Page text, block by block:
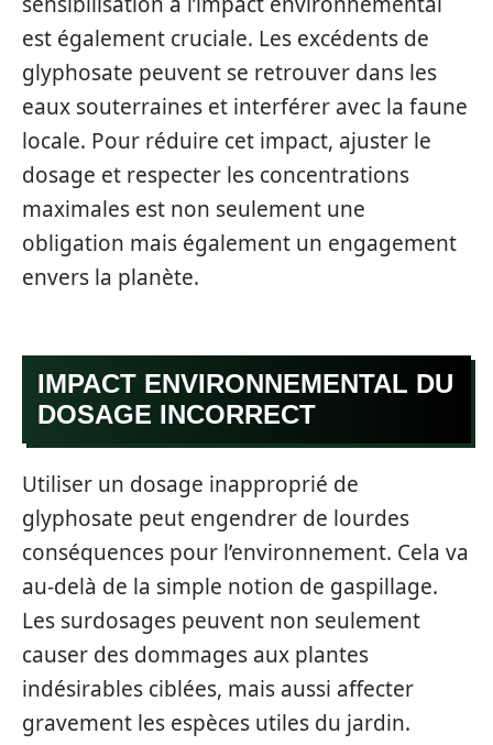
est également cruciale. Les excédents de
glyphosate peuvent se retrouver dans les
eaux souterraines et interférer avec la faune
locale. Pour réduire cet impact, ajuster le
dosage et respecter les concentrations
maximales est non seulement une
obligation mais également un engagement
envers la planète.
IMPACT ENVIRONNEMENTAL DU
DOSAGE INCORRECT
Utiliser un dosage inapproprié de
glyphosate peut engendrer de lourdes
conséquences pour l’environnement. Cela va
au-delà de la simple notion de gaspillage.
Les surdosages peuvent non seulement
causer des dommages aux plantes
indésirables ciblées, mais aussi affecter
gravement les espèces utiles du jardin.